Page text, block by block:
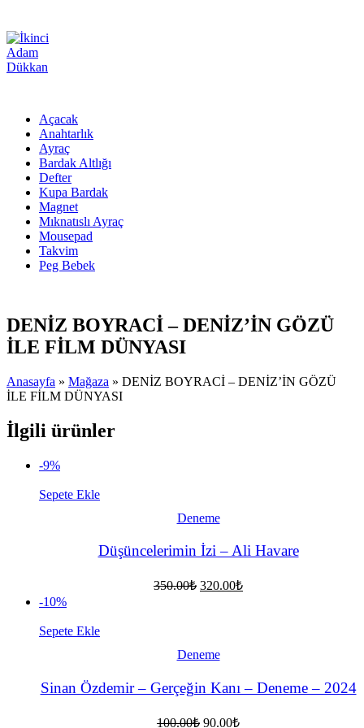
Açacak
Anahtarlık
Ayraç
Bardak Altlığı
Defter
Kupa Bardak
Magnet
Mıknatıslı Ayraç
Mousepad
Takvim
Peg Bebek
DENİZ BOYRACİ – DENİZ’İN GÖZÜ
İLE FİLM DÜNYASI
Anasayfa » Mağaza » DENİZ BOYRACİ – DENİZ’İN GÖZÜ
İLE FİLM DÜNYASI
İlgili ürünler
-9%
Sepete Ekle
Deneme
Düşüncelerimin İzi – Ali Havare
350.00₺ Orijinal
320.00₺Şu
-10%
Sepete Ekle
Deneme
Sinan Özdemir – Gerçeğin Kanı – Deneme – 2024
100.00₺ Orijinal
90.00₺Şu